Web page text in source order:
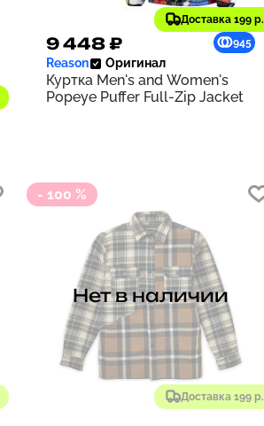
Доставка 199 р.
9 448 ₽ 945
Reason Оригинал
Куртка Men's and Women's
Popeye Puffer Full-Zip Jacket
- 100 %
Доставка 199 р.
Нет в наличии